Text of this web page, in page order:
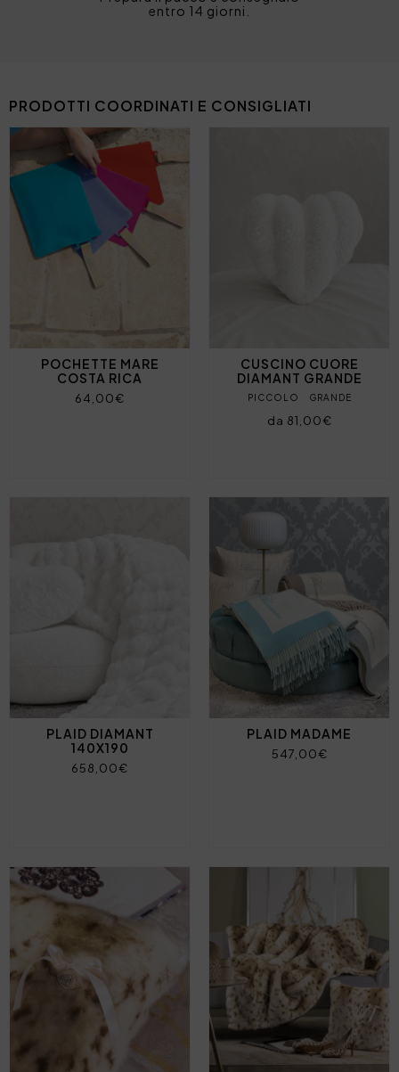
entro 14 giorni.
PRODOTTI COORDINATI E CONSIGLIATI
POCHETTE MARE
COSTA RICA
64,00€
CUSCINO CUORE
DIAMANT GRANDE
PICCOLO GRANDE
da 81,00€
PLAID DIAMANT
140X190
658,00€
PLAID MADAME
547,00€